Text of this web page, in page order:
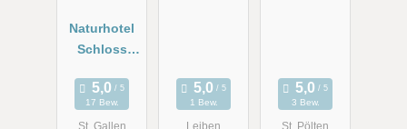
Naturhotel
Schloss
17 Bew. 1 Bew. 3 Bew.